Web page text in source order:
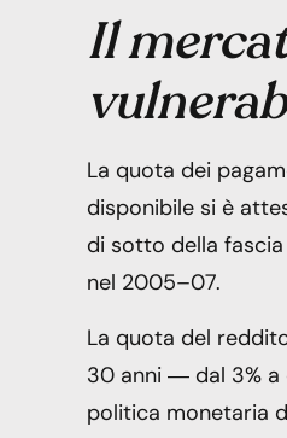
Il
La quota dei
disponibile si è
di sotto della
nel 2005–07.
La quota del
30 anni ― dal 3%
politica monetaria